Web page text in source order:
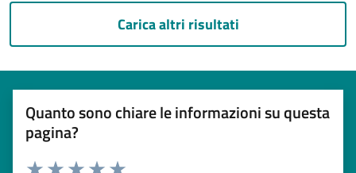
Carica altri risultati
Quanto sono chiare le informazioni su questa
pagina?
Esprimi una valutazione